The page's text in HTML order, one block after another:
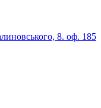
8. оф. 185